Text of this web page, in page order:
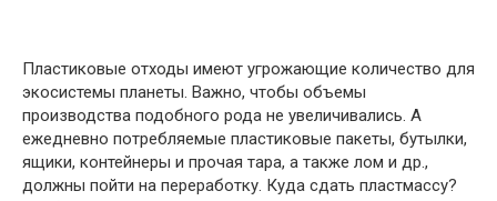
Пластиковые отходы имеют угрожающие количество для
экосистемы планеты. Важно, чтобы объемы
производства подобного рода не увеличивались. А
ежедневно потребляемые пластиковые пакеты, бутылки,
ящики, контейнеры и прочая тара, а также лом и др.,
должны пойти на переработку. Куда сдать пластмассу?